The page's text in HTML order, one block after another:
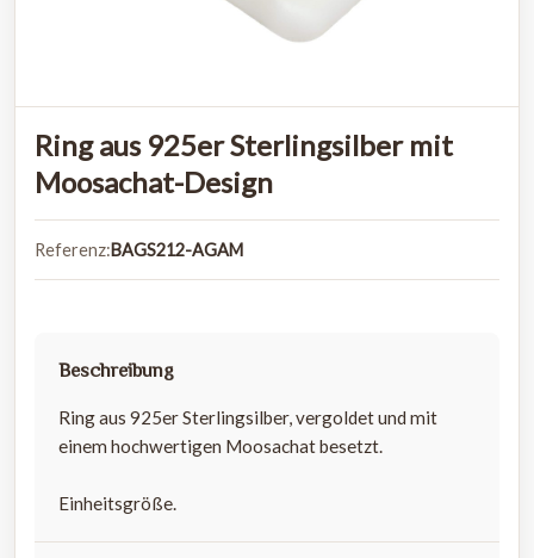
Ring aus 925er Sterlingsilber mit
Moosachat-Design
Referenz:BAGS212-AGAM
Beschreibung
Ring aus 925er Sterlingsilber, vergoldet und mit
einem hochwertigen Moosachat besetzt.
Einheitsgröße.